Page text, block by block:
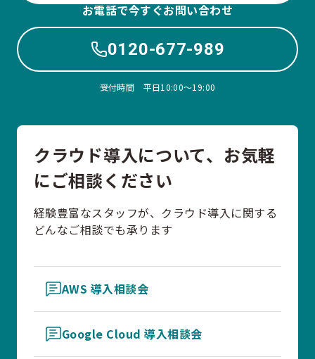
お電話で今すぐお問い合わせ
0120-677-989
受付時間 平日10:00〜19:00
クラウド導入について、お気軽
にご相談ください
経験豊富なスタッフが、クラウド導入に関する
どんなご相談でも承ります
AWS 導入相談会
Google Cloud 導入相談会